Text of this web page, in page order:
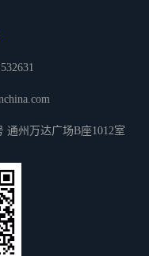
通州万达广场B座1012室